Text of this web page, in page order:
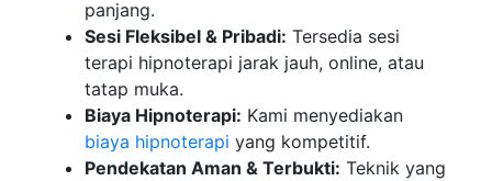
panjang.
Sesi Fleksibel & Pribadi: Tersedia sesi
terapi hipnoterapi jarak jauh, online, atau
tatap muka.
Biaya Hipnoterapi: Kami menyediakan
biaya hipnoterapi yang kompetitif.
Pendekatan Aman & Terbukti: Teknik yang